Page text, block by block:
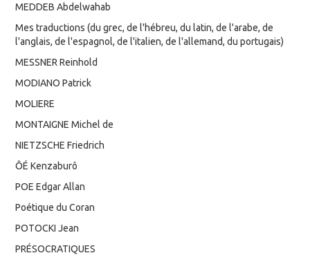
MEDDEB Abdelwahab
Mes traductions (du grec, de l'hébreu, du latin, de l'arabe, de
l'anglais, de l'espagnol, de l'italien, de l'allemand, du portugais)
MESSNER Reinhold
MODIANO Patrick
MOLIERE
MONTAIGNE Michel de
NIETZSCHE Friedrich
ÔÉ Kenzaburô
POE Edgar Allan
Poétique du Coran
POTOCKI Jean
PRÉSOCRATIQUES